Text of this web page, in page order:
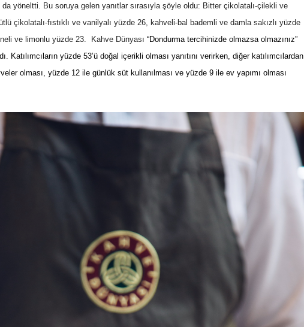
da yöneltti. Bu soruya gelen yanıtlar sırasıyla şöyle oldu: Bitter çikolatalı-çilekli ve
çikolatalı-fıstıklı ve vanilyalı yüzde 26, kahveli-bal bademli ve damla sakızlı yüzde
ve limonlu yüzde 23. Kahve Dünyası “Dondurma tercihinizde olmazsa olmazınız”
Katılımcıların yüzde 53’ü doğal içerikli olması yanıtını verirken, diğer katılımcılardan
olması, yüzde 12 ile günlük süt kullanılması ve yüzde 9 ile ev yapımı olması